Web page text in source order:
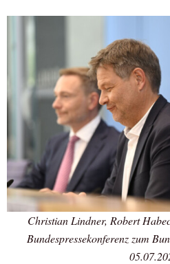
Christian Lindner, Robert
Bundespressekonferenz zum